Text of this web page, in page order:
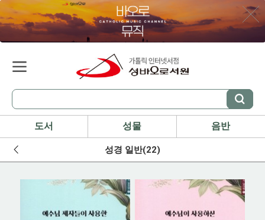
도서 성물 음반
성경 일반(22)